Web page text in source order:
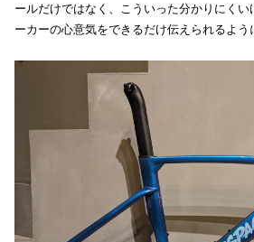
ールだけではなく、こういった分かりにくい
ーカーの心意気をできるだけ伝えられるよう